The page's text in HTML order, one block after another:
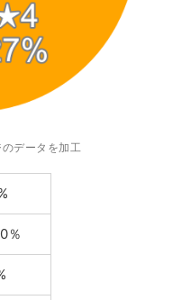
データを加工
％